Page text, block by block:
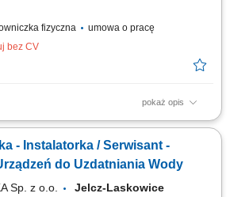
fizyczna
umowa o pracę
bez CV
pokaż opis
przeciwpożarowych
- Instalatorka / Serwisant -
do Uzdatniania Wody
Sp. z o.o.
Jelcz-Laskowice